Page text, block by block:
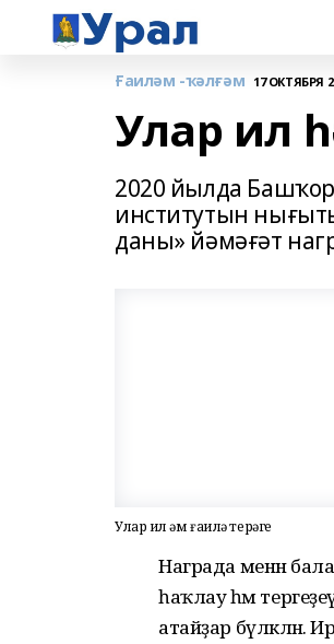
Ғаиләм -ҡәлғәм 17 ОКТЯБРЯ
Улар ил
2020 йылда
институтын
даны» йәмәғәт
Улар ил һәм ғаилә терәге
Награда менән
һаҡлау һәм
атайҙар